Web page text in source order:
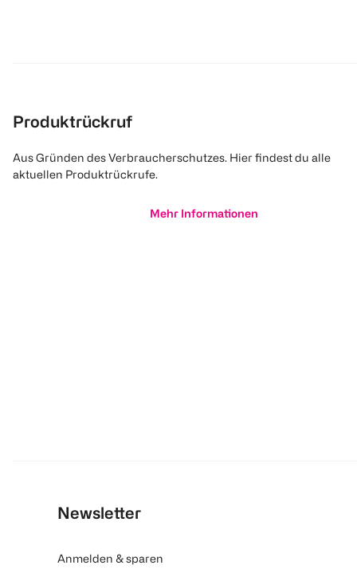
Produktrückruf
Aus Gründen des Verbraucherschutzes. Hier findest du alle
aktuellen Produktrückrufe.
Mehr Informationen
Newsletter
Anmelden & sparen